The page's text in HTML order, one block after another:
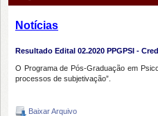
Notícias
Resultado Edital 02.2020 PPGPSI -
O Programa de Pós-Graduação em
processos de subjetivação”.
Baixar Arquivo